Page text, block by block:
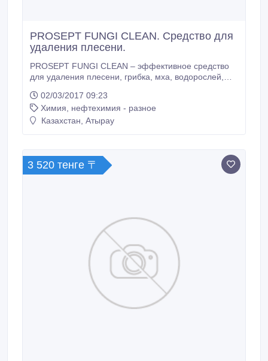
PROSEPT FUNGI CLEAN. Средство для
удаления плесени.
PROSEPT FUNGI CLEAN – эффективное средство
для удаления плесени, грибка, мха, водорослей,
загрязнений с керамической плитки и стыков, обоев,
пластика, дерева, бетона, гипсокартона,
окрашенных поверхностей, искусственного и
02/03/2017 09:23
Химия, нефтехимия - разное
Казахстан, Атырау
3 520 тенге 〒